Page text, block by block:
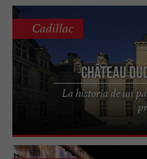
Château
La historia de un
Cadillac